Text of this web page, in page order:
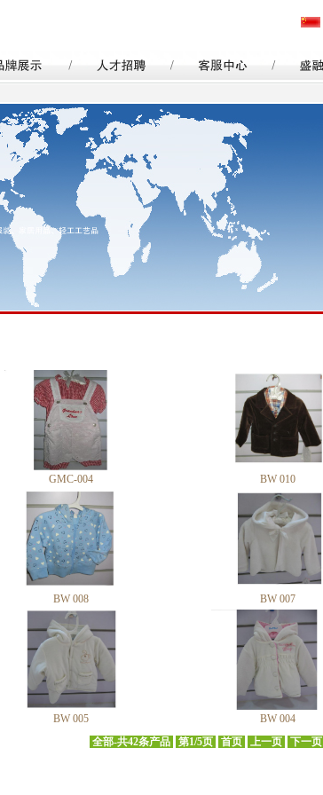
GMC-004 BW 010
BW 008 BW 007
BW 005
BW 004
全部-共42条产品
第1/5页 首页 上一页 下一页